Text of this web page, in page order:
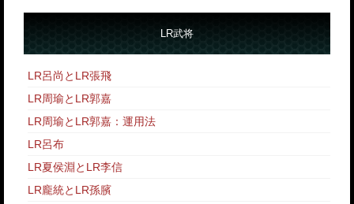
LR武将
LR呂尚とLR張飛
LR周瑜とLR郭嘉
LR周瑜とLR郭嘉：運用法
LR呂布
LR夏侯淵とLR李信
LR龐統とLR孫臏